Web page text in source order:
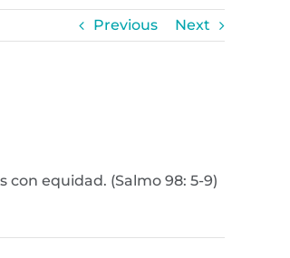
Previous Next
equidad. (Salmo 98: 5-9)